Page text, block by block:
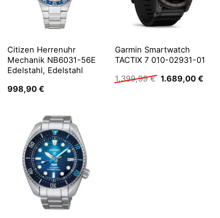
Citizen Herrenuhr
Mechanik NB6031-56E
Edelstahl, Edelstahl
998,90 €
Garmin Smartwatch
TACTIX 7 010-02931-01
1.399,99€ Ursprünglicher
1.689,00 €